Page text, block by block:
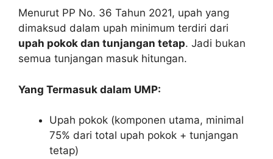
Menurut PP No. 36 Tahun 2021, upah yang
dimaksud dalam upah minimum terdiri dari
upah pokok dan tunjangan tetap. Jadi bukan
semua tunjangan masuk hitungan.
Yang Termasuk dalam UMP:
Upah pokok (komponen utama, minimal
75% dari total upah pokok + tunjangan
tetap)